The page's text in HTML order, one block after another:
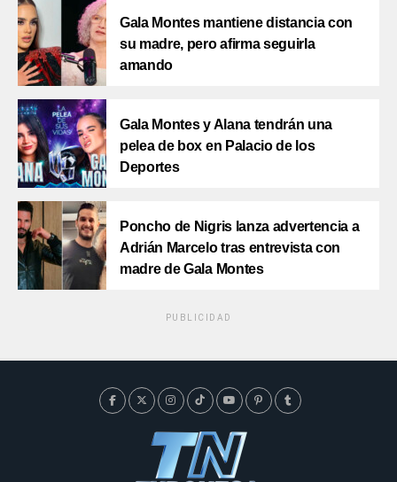
Gala Montes mantiene distancia con
su madre, pero afirma seguirla
amando
Gala Montes y Alana tendrán una
pelea de box en Palacio de los
Deportes
Poncho de Nigris lanza advertencia a
Adrián Marcelo tras entrevista con
madre de Gala Montes
PUBLICIDAD